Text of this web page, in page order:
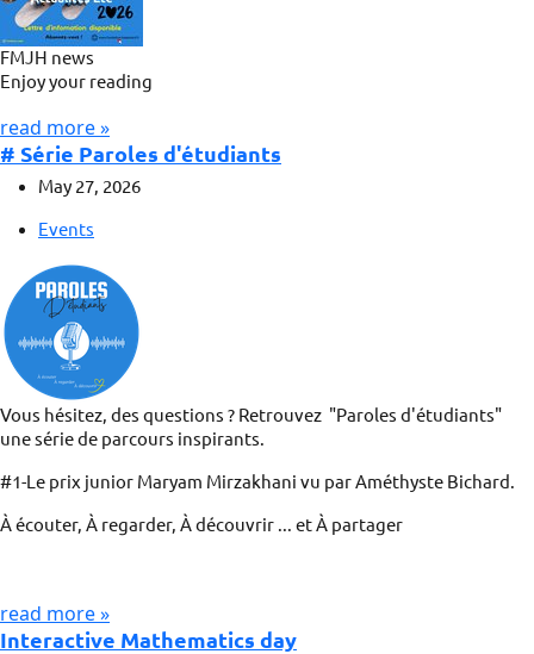
FMJH news
Enjoy your reading
read more »
# Série Paroles d'étudiants
May 27, 2026
Events
Vous hésitez, des questions ? Retrouvez "Paroles d'étudiants"
une série de parcours inspirants.
#1-Le prix junior Maryam Mirzakhani vu par Améthyste Bichard.
À écouter, À regarder, À découvrir ... et À partager
read more »
Interactive Mathematics day